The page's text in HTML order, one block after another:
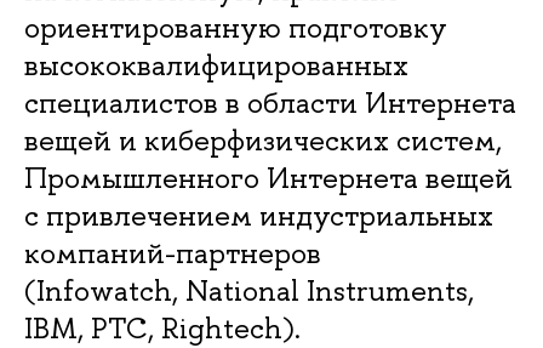
ориентированную подготовку
высококвалифицированных
специалистов в области Интернета
вещей и киберфизических систем,
Промышленного Интернета вещей
с привлечением индустриальных
компаний-партнеров
(Infowatch, National Instruments,
IBM, PTC, Rightech).